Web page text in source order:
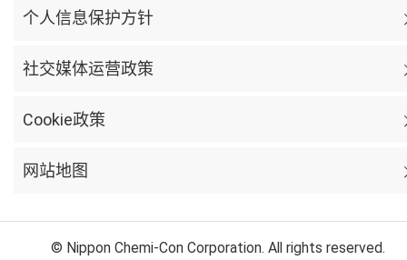
个人信息保护方针
社交媒体运营政策
Cookie政策
网站地图
© Nippon Chemi-Con Corporation. All rights reserved.